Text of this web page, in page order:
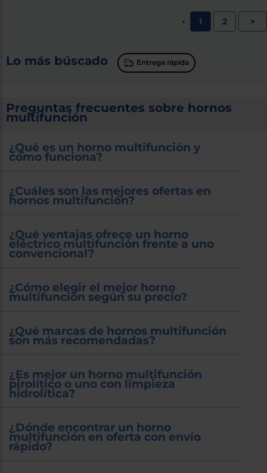
< 1 2 >
Lo más búscado Entrega rápida
Preguntas frecuentes sobre hornos
multifunción
¿Qué es un horno multifunción y
cómo funciona?
¿Cuáles son las mejores ofertas en
hornos multifunción?
¿Qué ventajas ofrece un horno
eléctrico multifunción frente a uno
convencional?
¿Cómo elegir el mejor horno
multifunción según su precio?
¿Qué marcas de hornos multifunción
son más recomendadas?
¿Es mejor un horno multifunción
pirolítico o uno con limpieza
hidrolítica?
¿Dónde encontrar un horno
multifunción en oferta con envío
rápido?